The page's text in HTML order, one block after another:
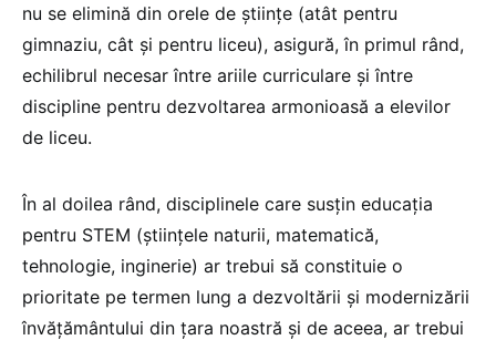
nu se elimină din orele de științe (atât pentru
gimnaziu, cât şi pentru liceu), asigură, în primul rând,
echilibrul necesar între ariile curriculare și între
discipline pentru dezvoltarea armonioasă a elevilor
de liceu.
În al doilea rând, disciplinele care susțin educația
pentru STEM (științele naturii, matematică,
tehnologie, inginerie) ar trebui să constituie o
prioritate pe termen lung a dezvoltării și modernizării
învățământului din țara noastră și de aceea, ar trebui